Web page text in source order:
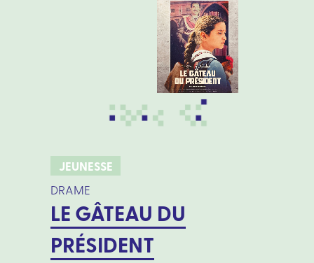
JEUNESSE
DRAME
LE GÂTEAU DU
PRÉSIDENT